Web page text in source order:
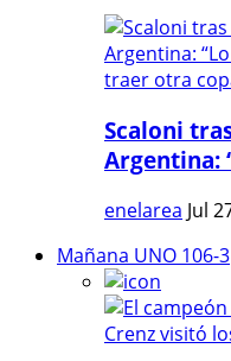
Scaloni
Argentina:
enelarea Jul
Mañana UNO 106-3